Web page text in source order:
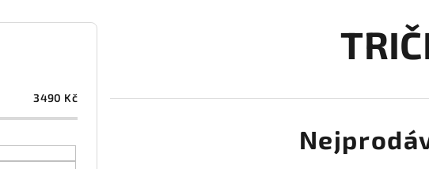
3490 Kč